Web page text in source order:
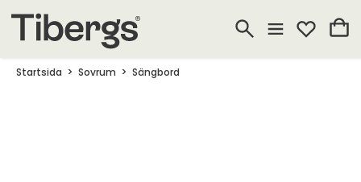
Startsida Sovrum Sängbord